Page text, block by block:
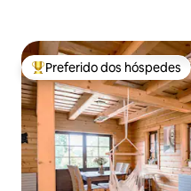
Entre os melhores
Preferido dos hóspedes